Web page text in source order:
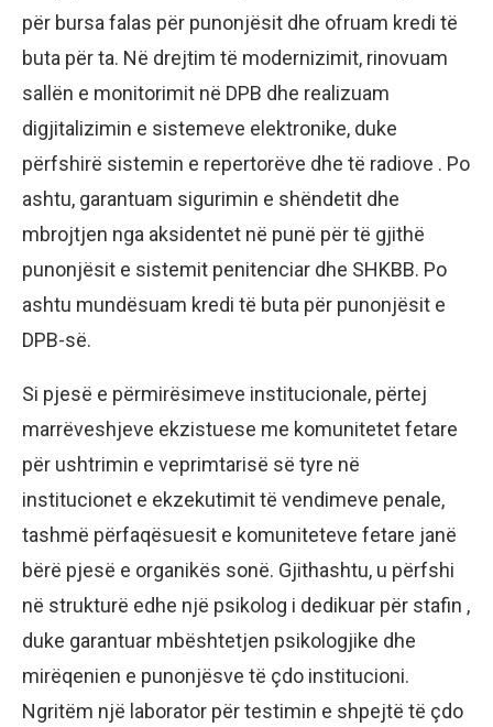
për bursa falas për punonjësit dhe ofruam kredi të
buta për ta. Në drejtim të modernizimit, rinovuam
sallën e monitorimit në DPB dhe realizuam
digjitalizimin e sistemeve elektronike, duke
përfshirë sistemin e repertorëve dhe të radiove . Po
ashtu, garantuam sigurimin e shëndetit dhe
mbrojtjen nga aksidentet në punë për të gjithë
punonjësit e sistemit penitenciar dhe SHKBB. Po
ashtu mundësuam kredi të buta për punonjësit e
DPB-së.
Si pjesë e përmirësimeve institucionale, përtej
marrëveshjeve ekzistuese me komunitetet fetare
për ushtrimin e veprimtarisë së tyre në
institucionet e ekzekutimit të vendimeve penale,
tashmë përfaqësuesit e komuniteteve fetare janë
bërë pjesë e organikës sonë. Gjithashtu, u përfshi
në strukturë edhe një psikolog i dedikuar për stafin ,
duke garantuar mbështetjen psikologjike dhe
mirëqenien e punonjësve të çdo institucioni.
Ngritëm një laborator për testimin e shpejtë të çdo